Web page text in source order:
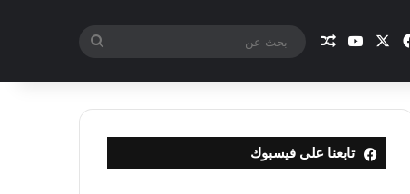
فيسبوك يوتيوب مقال عشوائي
تابعنا على فيسبوك